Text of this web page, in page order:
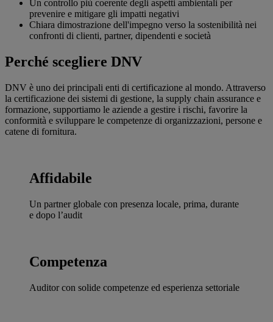
Un controllo più coerente degli aspetti ambientali per
prevenire e mitigare gli impatti negativi
Chiara dimostrazione dell'impegno verso la sostenibilità nei
confronti di clienti, partner, dipendenti e società
Perché scegliere DNV
DNV è uno dei principali enti di certificazione al mondo. Attraverso
la certificazione dei sistemi di gestione, la supply chain assurance e
formazione, supportiamo le aziende a gestire i rischi, favorire la
conformità e sviluppare le competenze di organizzazioni, persone e
catene di fornitura.
Affidabile
Un partner globale con presenza locale, prima, durante
e dopo l’audit
Competenza
Auditor con solide competenze ed esperienza settoriale